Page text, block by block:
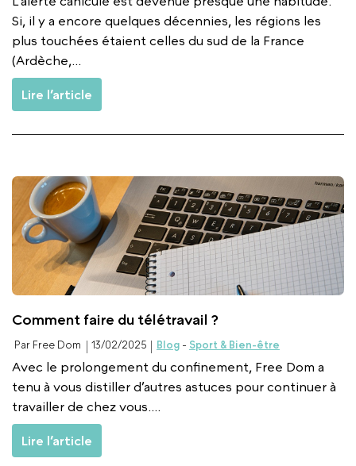
Si, il y a encore quelques décennies, les régions les
plus touchées étaient celles du sud de la France
(Ardèche,...
Lire l’article
Comment faire du télétravail ?
Par Free Dom 13/02/2025 Blog- Sport & Bien-être
Avec le prolongement du confinement, Free Dom a
tenu à vous distiller d’autres astuces pour continuer à
travailler de chez vous....
Lire l’article